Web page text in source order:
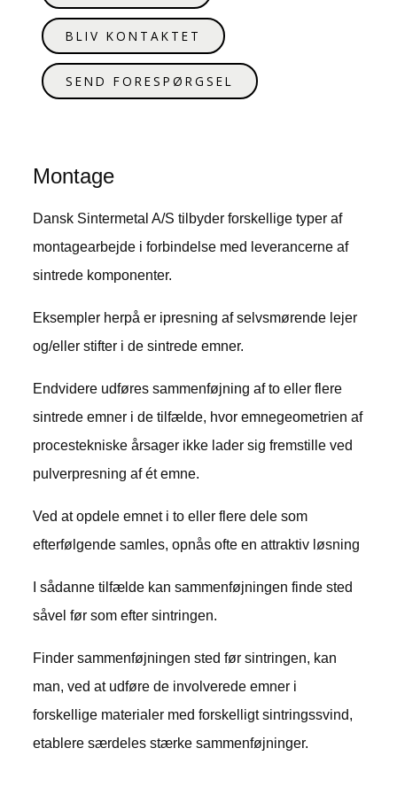
BLIV KONTAKTET
SEND FORESPØRGSEL
Montage
Dansk Sintermetal A/S tilbyder forskellige typer af
montagearbejde i forbindelse med leverancerne af
sintrede komponenter.
Eksempler herpå er ipresning af selvsmørende lejer
og/eller stifter i de sintrede emner.
Endvidere udføres sammenføjning af to eller flere
sintrede emner i de tilfælde, hvor emnegeometrien af
procestekniske årsager ikke lader sig fremstille ved
pulverpresning af ét emne.
Ved at opdele emnet i to eller flere dele som
efterfølgende samles, opnås ofte en attraktiv løsning
I sådanne tilfælde kan sammenføjningen finde sted
såvel før som efter sintringen.
Finder sammenføjningen sted før sintringen, kan
man, ved at udføre de involverede emner i
forskellige materialer med forskelligt sintringssvind,
etablere særdeles stærke sammenføjninger.